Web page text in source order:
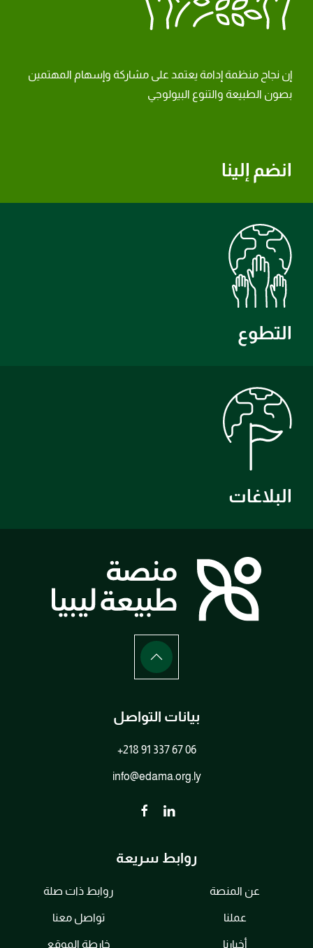
انضم إلينا
إن نجاح منظمة إدامة يعتمد على مشاركة وإسهام المهتمين
بصون الطبيعة والتنوع البيولوجي
التطوع
البلاغات
بيانات التواصل
+218 91 337 67 06
info@edama.org.ly
روابط سريعة
عن المنصة
عملنا
أخبارنا
روابط ذات صلة
تواصل معنا
خارطة الموقع